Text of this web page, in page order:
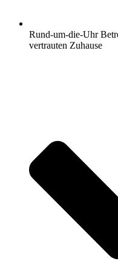
Rund-um-die-Uhr
vertrauten Zuhause